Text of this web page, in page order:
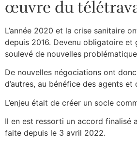
œuvre du
L’année 2020 et la crise sanitaire
depuis 2016. Devenu obligatoire
soulevé de nouvelles
De nouvelles négociations ont
d’autres, au bénéfice des agents
L’enjeu était de créer un socle
Il en est ressorti un accord finalisé
faite depuis le 3 avril 2022.